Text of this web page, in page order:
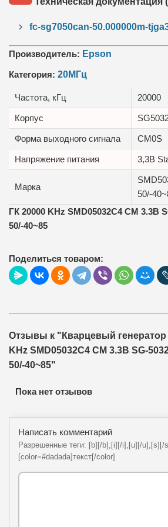
fc-sg7050can-50.000000m-
Производитель: Epson
Категория: 20МГц
Частота, кГц 20000
Корпус
Форма выходного сигнала CM0S
Напряжение питания 3,3В
Маркa
50/-
ГК 20000 KHz SMD05032C4 CM 3.3В
50/-40~85
Поделиться товаром:
Отзывы к "Кварцевый генератор
KHz SMD05032C4 CM 3.3В SG-
50/-40~85"
Пока нет отзывов
Написать комментарий
Разрешенные теги: [b][/b],[i][/i],[u][/u],[s][/
[color=#dadada]текст[/color]